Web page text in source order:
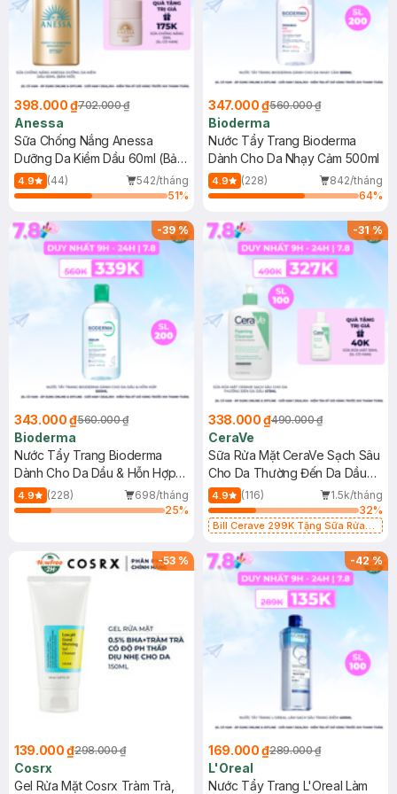
398.000 ₫702.000 ₫
Anessa
Sữa Chống Nắng Anessa
Dưỡng Da Kiềm Dầu 60ml (Bản
Mới)
4.9 (44)
542/tháng
51%
347.000 ₫560.000 ₫
Bioderma
Nước Tẩy Trang Bioderma
Dành Cho Da Nhạy Cảm 500ml
4.9 (228)
842/tháng
64%
-39%
343.000 ₫560.000 ₫
Bioderma
Nước Tẩy Trang Bioderma
Dành Cho Da Dầu & Hỗn Hợp
500ml
4.9 (228)
698/tháng
25%
-31%
338.000 ₫490.000 ₫
CeraVe
Sữa Rửa Mặt CeraVe Sạch Sâu
Cho Da Thường Đến Da Dầu
473ml
4.9 (116)
1.5k/tháng
32%
Bill Cerave 299K Tặng Sữa Rửa
-53 %
139.000 ₫298.000 ₫
Cosrx
Gel Rửa Mặt Cosrx Tràm Trà,
-42%
169.000 ₫289.000 ₫
L'Oreal
Nước Tẩy Trang L'Oreal Làm